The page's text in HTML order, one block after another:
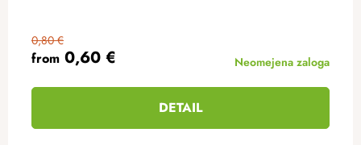
from 0,60 €
0,80 €
Neomejena zaloga
DETAIL